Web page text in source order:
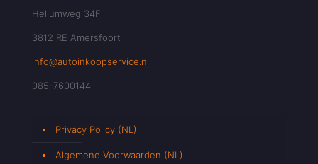
Heliumweg 34F
3812 RE Amersfoort
info@autoinkoopservice.nl
085-7600144
Privacy Policy (NL)
Algemene Voorwaarden (NL)